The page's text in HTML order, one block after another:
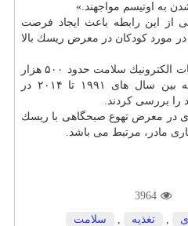
به اوتیسم مواجهند.»
از این رابطه باعث ایجاد فرصت
مورد كودكان در معرض ریسك بالا
الكترونیك سلامت
حدود ۵۰۰ هزار
زن آبستن و كودك شان را كه بین سال های ۱۹۹۱ تا ۲۰۱۴ در
را بررسی كردند.
در معرض تهوع صبحگاهی با ریسك
مادر، مرتبط می باشد.
3964
تغذیه سلامت